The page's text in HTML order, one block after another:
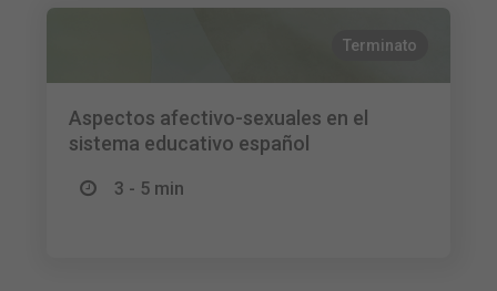
Terminato
Aspectos afectivo-sexuales en el
sistema educativo español
3 - 5 min